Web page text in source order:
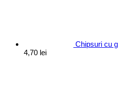
Chipsuri cu
4,70 lei